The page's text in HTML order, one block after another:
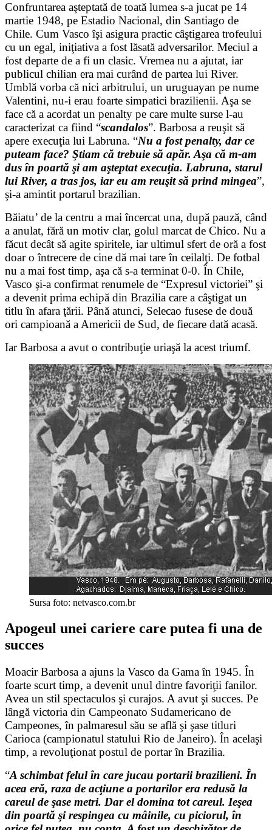
Confruntarea aşteptată de toată lumea s-a jucat pe 14
martie 1948, pe Estadio Nacional, din Santiago de
Chile. Cum Vasco îşi asigura practic câştigarea trofeului
cu un egal, iniţiativa a fost lăsată adversarilor. Meciul a
fost departe de a fi un clasic. Vremea nu a ajutat, iar
publicul chilian era mai curând de partea lui River.
Umblă vorba că nici arbitrului, un uruguayan pe nume
Valentini, nu-i erau foarte simpatici brazilienii. Aşa se
face că a acordat un penalty pe care multe surse l-au
caracterizat ca fiind “scandalos”. Barbosa a reuşit să
apere execuţia lui Labruna. “Nu a fost penalty, dar ce
puteam face? Ştiam că trebuie să apăr. Aşa că m-am
dus în poartă şi am aşteptat execuţia. Labruna, starul
lui River, a tras jos, iar eu am reuşit să prind mingea”,
şi-a amintit portarul brazilian.
Băiatu’ de la centru a mai încercat una, după pauză, când
a anulat, fără un motiv clar, golul marcat de Chico. Nu a
făcut decât să agite spiritele, iar ultimul sfert de oră a fost
doar o întrecere de cine dă mai tare în ceilalţi. De fotbal
nu a mai fost timp, aşa că s-a terminat 0-0. În Chile,
Vasco şi-a confirmat renumele de “Expresul victoriei” şi
a devenit prima echipă din Brazilia care a câştigat un
titlu în afara ţării. Până atunci, Selecao fusese de două
ori campioană a Americii de Sud, de fiecare dată acasă.
Iar Barbosa a avut o contribuţie uriaşă la acest triumf.
Sursa foto: netvasco.com.br
Apogeul unei cariere care putea fi una de
succes
Moacir Barbosa a ajuns la Vasco da Gama în 1945. În
foarte scurt timp, a devenit unul dintre favoriţii fanilor.
Avea un stil spectaculos şi curajos. A avut şi succes. Pe
lângă victoria din Campeonato Sudamericano de
Campeones, în palmaresul său se află şi şase titluri
Carioca (campionatul statului Rio de Janeiro). În acelaşi
timp, a revoluţionat postul de portar în Brazilia.
“A schimbat felul în care jucau portarii brazilieni. În
acea eră, raza de acţiune a portarilor era redusă la
careul de şase metri. Dar el domina tot careul. Ieşea
din poartă şi respingea cu mâinile, cu piciorul, în